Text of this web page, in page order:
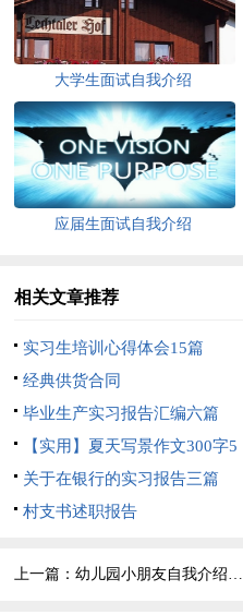
大学生面试自我介绍
应届生面试自我介绍
相关文章推荐
实习生培训心得体会15篇
经典供货合同
毕业生产实习报告汇编六篇
【实用】夏天写景作文300字5
篇关于在银行的实习报告三篇
村支书述职报告
上一篇：幼儿园小朋友自我介绍(15篇)